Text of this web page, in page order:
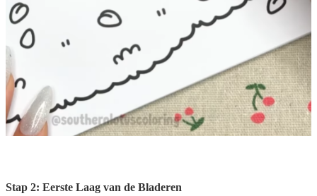
Stap 2: Eerste Laag van de Bladeren